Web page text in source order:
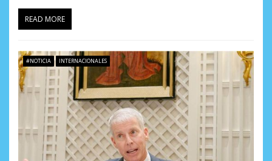
READ MORE
#NOTICIA INTERNACIONALES